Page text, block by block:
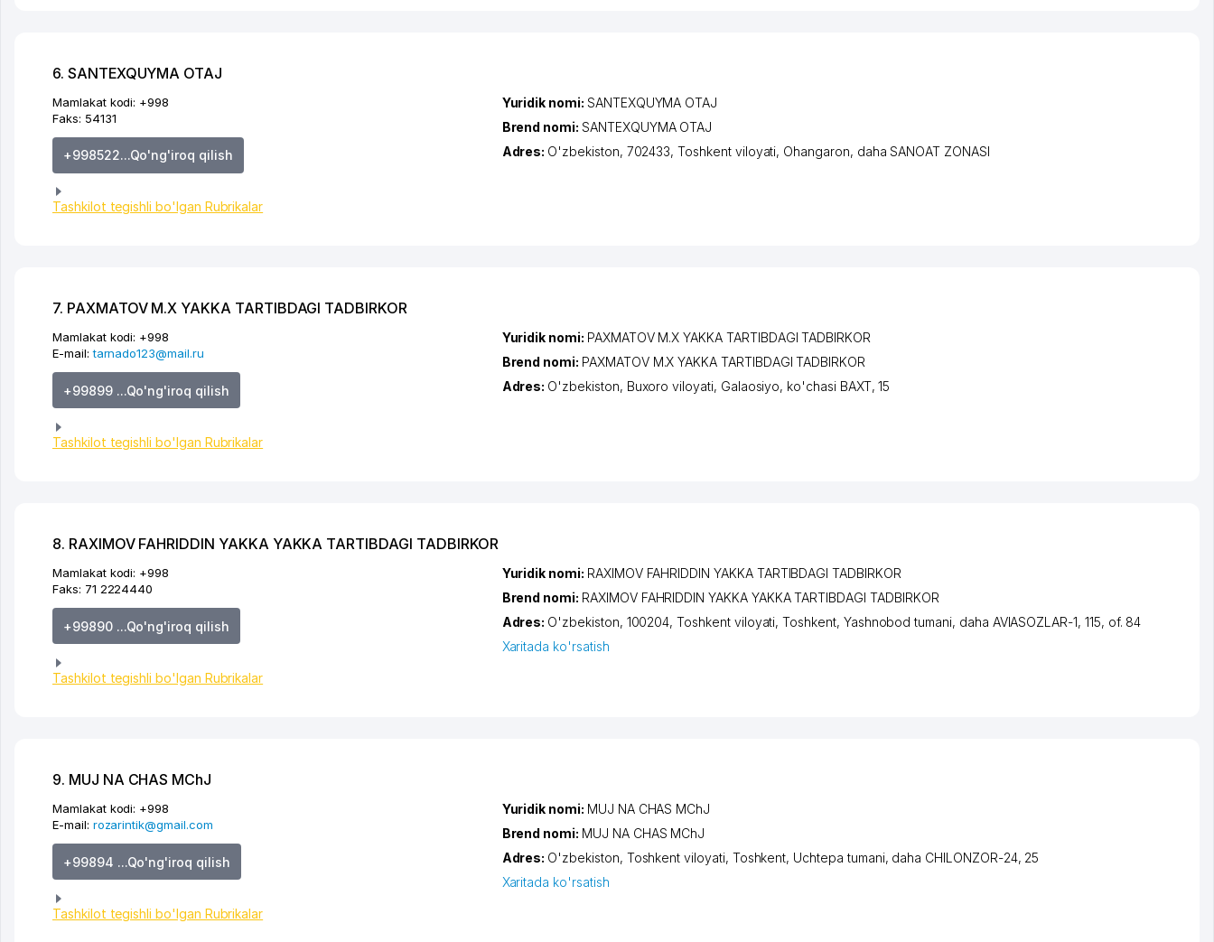
6. SANTEXQUYMA OTAJ
Mamlakat kodi: +998
Faks: 54131
+998522...Qo'ng'iroq qilish
Tashkilot tegishli bo'lgan Rubrikalar
Yuridik nomi: SANTEXQUYMA OTAJ
Brend nomi: SANTEXQUYMA OTAJ
Adres: O'zbekiston, 702433,Toshkent viloyati, Ohangaron, daha SANOAT ZONASI
7. PAXMATOV M.X YAKKA TARTIBDAGI TADBIRKOR
Mamlakat kodi: +998
E-mail:tarnado123@mail.ru
+99899 ...Qo'ng'iroq qilish
Tashkilot tegishli bo'lgan Rubrikalar
Yuridik nomi: PAXMATOV M.X YAKKA TARTIBDAGI TADBIRKOR
Brend nomi: PAXMATOV M.X YAKKA TARTIBDAGI TADBIRKOR
Adres: O'zbekiston, Buxoro viloyati, Galaosiyo, ko'chasi BAXT, 15
8. RAXIMOV FAHRIDDIN YAKKA YAKKA TARTIBDAGI TADBIRKOR
Mamlakat kodi: +998
Faks: 71 2224440
+99890 ...Qo'ng'iroq qilish
Tashkilot tegishli bo'lgan Rubrikalar
Yuridik nomi: RAXIMOV FAHRIDDIN YAKKA TARTIBDAGI TADBIRKOR
Brend nomi: RAXIMOV FAHRIDDIN YAKKA YAKKA TARTIBDAGI TADBIRKOR
Adres: O'zbekiston, 100204,Toshkent viloyati,Toshkent, Yashnobod tumani, daha AVIASOZLAR-1, 115, of. 84
Xaritada ko'rsatish
9. MUJ NA CHAS MChJ
Mamlakat kodi: +998
E-mail: rozarintik@gmail.com
+99894 ...Qo'ng'iroq qilish
Tashkilot tegishli bo'lgan Rubrikalar
Yuridik nomi: MUJ NA CHAS MChJ
Brend nomi: MUJ NA CHAS MChJ
Adres: O'zbekiston, Toshkent viloyati, Toshkent, Uchtepa tumani, daha CHILONZOR-24, 25
Xaritada ko'rsatish